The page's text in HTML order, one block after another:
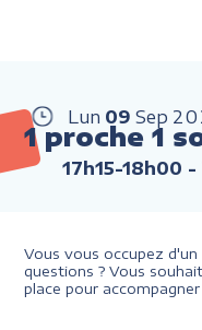
Lun 09 Sep
1 proche 1
17h15-18h00 -
Vous vous occupez
questions ? Vous
place pour